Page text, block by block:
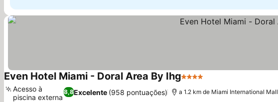
Even Hotel Miami - Doral Area By Ihg4 Estrelas
8,8Excelente (958 pontuações)
Acesso à
piscina externa
a 1.2 km de Miami International Mall